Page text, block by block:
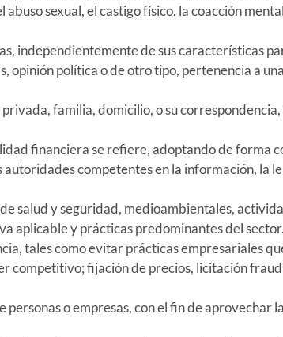
sexual, el castigo físico, la coacción
independientemente de sus características
opinión política o de otro tipo, pertenencia a
familia, domicilio, o su correspondencia,
financiera se refiere, adoptando de forma
competentes en la información, la
salud y seguridad, medioambientales,
aplicable y prácticas predominantes del sector.
tales como evitar prácticas empresariales
competitivo; fijación de precios, licitación
o empresas, con el fin de aprovechar